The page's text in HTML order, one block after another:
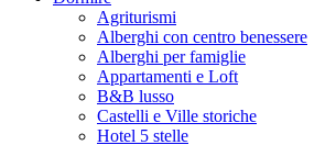
Agriturismi
Alberghi con centro benessere
Alberghi per famiglie
Appartamenti e Loft
B&B lusso
Castelli e Ville storiche
Hotel 5 stelle